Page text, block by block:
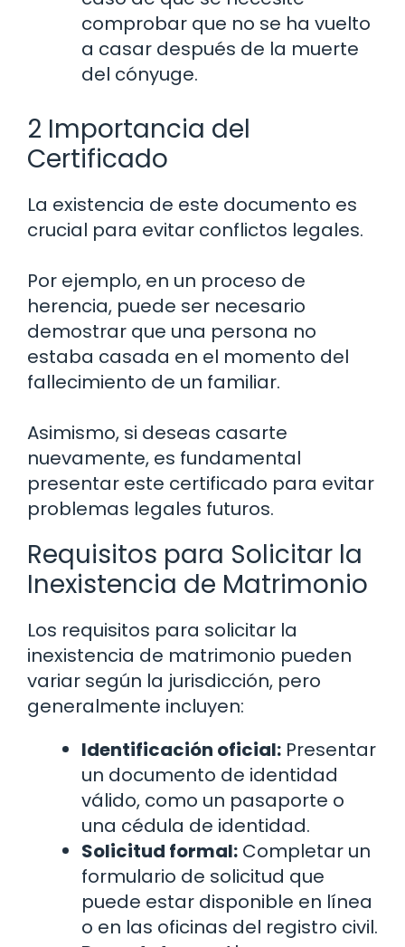
comprobar que no se ha vuelto
a casar después de la muerte
del cónyuge.
2 Importancia del
Certificado
La existencia de este documento es
crucial para evitar conflictos legales.
Por ejemplo, en un proceso de
herencia, puede ser necesario
demostrar que una persona no
estaba casada en el momento del
fallecimiento de un familiar.
Asimismo, si deseas casarte
nuevamente, es fundamental
presentar este certificado para evitar
problemas legales futuros.
Requisitos para Solicitar la
Inexistencia de Matrimonio
Los requisitos para solicitar la
inexistencia de matrimonio pueden
variar según la jurisdicción, pero
generalmente incluyen:
Identificación oficial: Presentar
un documento de identidad
válido, como un pasaporte o
una cédula de identidad.
Solicitud formal: Completar un
formulario de solicitud que
puede estar disponible en línea
o en las oficinas del registro civil.